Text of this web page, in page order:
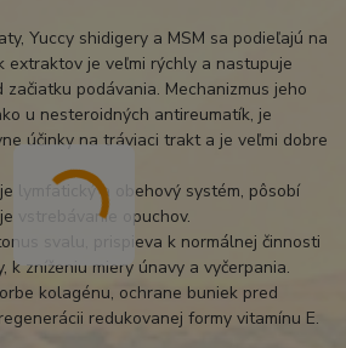
Yuccy shidigery a MSM sa podieľajú na
extraktov je veľmi rýchly a nastupuje
podávania. Mechanizmus jeho
u nesteroidných antireumatík, je
účinky na tráviaci trakt a je veľmi dobre
lymfatický a obehový systém, pôsobí
vstrebávanie opuchov.
svalu, prispieva k normálnej činnosti
k zníženiu miery únavy a vyčerpania.
kolagénu, ochrane buniek pred
redukovanej formy vitamínu E.